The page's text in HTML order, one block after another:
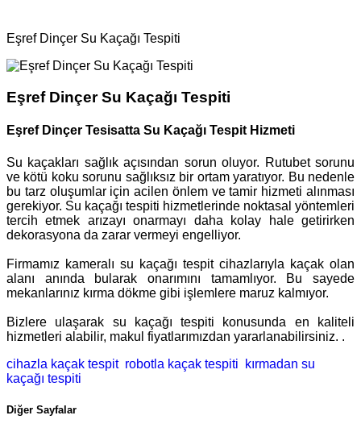
Eşref Dinçer Su Kaçağı Tespiti
Eşref Dinçer Su Kaçağı Tespiti
Eşref Dinçer Tesisatta Su Kaçağı Tespit Hizmeti
Su kaçakları sağlık açısından sorun oluyor. Rutubet sorunu
ve kötü koku sorunu sağlıksız bir ortam yaratıyor. Bu nedenle
bu tarz oluşumlar için acilen önlem ve tamir hizmeti alınması
gerekiyor. Su kaçağı tespiti hizmetlerinde noktasal yöntemleri
tercih etmek arızayı onarmayı daha kolay hale getirirken
dekorasyona da zarar vermeyi engelliyor.
Firmamız kameralı su kaçağı tespit cihazlarıyla kaçak olan
alanı anında bularak onarımını tamamlıyor. Bu sayede
mekanlarınız kırma dökme gibi işlemlere maruz kalmıyor.
Bizlere ulaşarak su kaçağı tespiti konusunda en kaliteli
hizmetleri alabilir, makul fiyatlarımızdan yararlanabilirsiniz. .
cihazla kaçak tespit robotla kaçak tespiti
kırmadan su
kaçağı tespiti
Diğer Sayfalar